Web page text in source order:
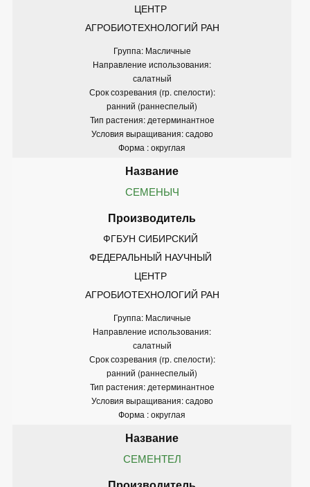
ЦЕНТР
АГРОБИОТЕХНОЛОГИЙ РАН
Группа: Масличные
Направление использования:
салатный
Срок созревания (гр. спелости):
ранний (раннеспелый)
Тип растения: детерминантное
Условия выращивания: садово
Форма : округлая
СЕМЕНЫЧ
ФГБУН СИБИРСКИЙ
ФЕДЕРАЛЬНЫЙ НАУЧНЫЙ
ЦЕНТР
АГРОБИОТЕХНОЛОГИЙ РАН
Группа: Масличные
Направление использования:
салатный
Срок созревания (гр. спелости):
ранний (раннеспелый)
Тип растения: детерминантное
Условия выращивания: садово
Форма : округлая
СЕМЕНТЕЛ